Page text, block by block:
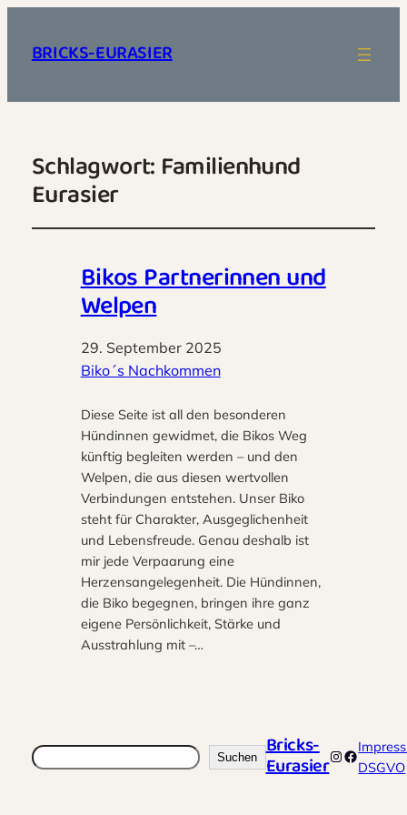
BRICKS-EURASIER
Schlagwort:Familienhund
Eurasier
Bikos Partnerinnen und
Welpen
29. September 2025
Biko´s Nachkommen
Diese Seite ist all den besonderen
Hündinnen gewidmet, die Bikos Weg
künftig begleiten werden – und den
Welpen, die aus diesen wertvollen
Verbindungen entstehen. Unser Biko
steht für Charakter, Ausgeglichenheit
und Lebensfreude. Genau deshalb ist
mir jede Verpaarung eine
Herzensangelegenheit. Die Hündinnen,
die Biko begegnen, bringen ihre ganz
eigene Persönlichkeit, Stärke und
Ausstrahlung mit –…
Suchen Suchen Bricks-
EurasierInstagram
DSGVO